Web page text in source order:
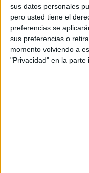
sus datos personales
pero usted tiene el
preferencias se
sus preferencias o
momento volviendo a
"Privacidad" en la parte